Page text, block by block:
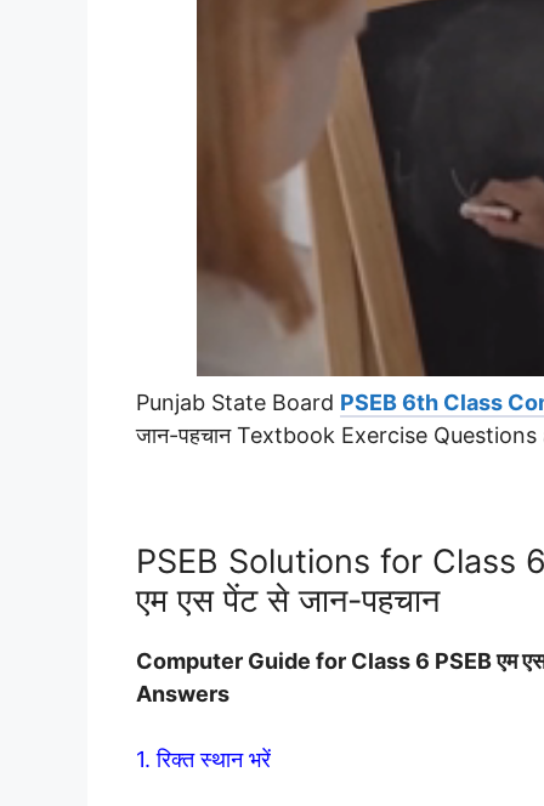
Punjab State Board PSEB 6th Class
जान-पहचान Textbook Exercise
PSEB Solutions for Class
एम एस पेंट से जान-पहचान
Computer Guide for Class 6 PSEB एम
Answers
1. रिक्त स्थान भरें